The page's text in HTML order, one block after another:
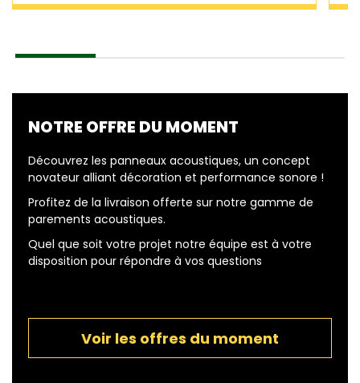
NOTRE OFFRE DU MOMENT
Découvrez les panneaux acoustiques, un concept
novateur alliant décoration et performance sonore !
Profitez de la livraison offerte sur notre gamme de
parements acoustiques.
Quel que soit votre projet notre équipe est à votre
disposition pour répondre à vos questions
Voir les offres du moment